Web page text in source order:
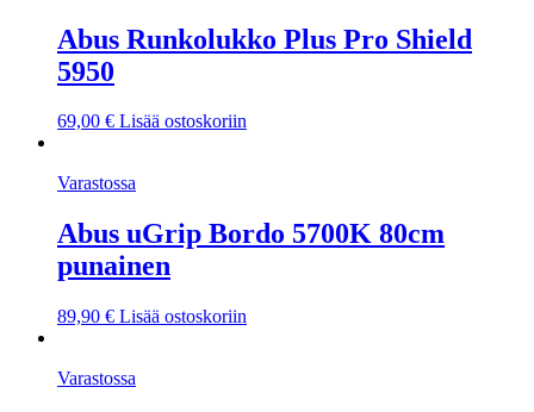
Abus Runkolukko Plus Pro Shield
5950
69,00 € Lisää ostoskoriin
Varastossa
Abus uGrip Bordo 5700K 80cm
punainen
89,90 € Lisää ostoskoriin
Varastossa